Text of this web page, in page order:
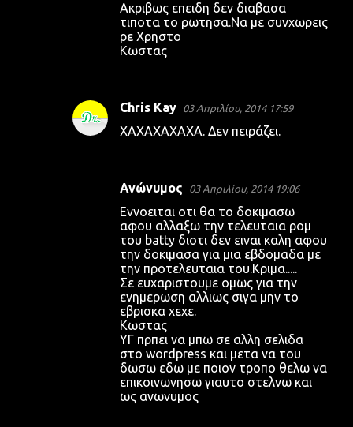
Ακριβως επειδη δεν διαβασα
τιποτα το ρωτησα.Να με συνχωρεις
ρε Χρηστο
Κωστας
Chris Kay 03 Απριλίου, 2014 17:59
ΧΑΧΑΧΑΧΑΧΑ. Δεν πειράζει.
Ανώνυμος 03 Απριλίου, 2014 19:06
Εννοειται οτι θα το δοκιμασω
αφου αλλαξω την τελευταια ρομ
του batty διοτι δεν ειναι καλη αφου
την δοκιμασα για μια εβδομαδα με
την προτελευταια του.Κριμα.....
Σε ευχαριστουμε ομως για την
ενημερωση αλλιως σιγα μην το
εβρισκα χεχε.
Κωστας
ΥΓ πρπει να μπω σε αλλη σελιδα
στο wordpress και μετα να του
δωσω εδω με ποιον τροπο θελω να
επικοινωνησω γιαυτο στελνω και
ως ανωνυμος